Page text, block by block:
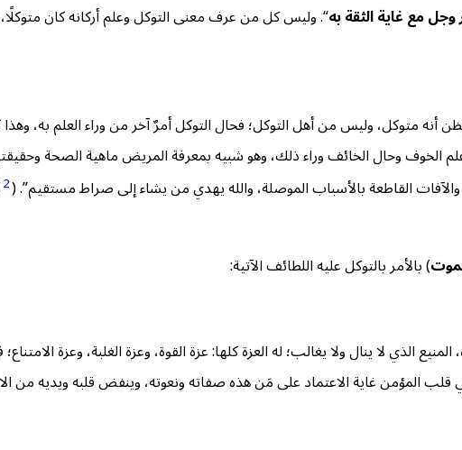
وجلمع غاية الثقة به“. وليس كل من عرف معنى التوكل وعلم أركانه كان
متوكل، وليس من أهل التوكل؛ فحال التوكل أمرٌ آخر من وراء العلم به، وهذا
الخوف وحال الخائف وراء ذلك، وهو شبيه بمعرفة المريض ماهية الصحة
والآفات القاطعة بالأسباب الموصلة، والله يهدي من يشاء إلى صراط مستقيم”. (2
) بالأمر بالتوكل عليه اللطائف الآتية:
الذي لا ينال ولا يغالب؛ له العزة كلها: عزة القوة، وعزة الغلبة، وعزة
المؤمن غاية الاعتماد على مَن هذه صفاته ونعوته، وينفض قلبه ويديه من